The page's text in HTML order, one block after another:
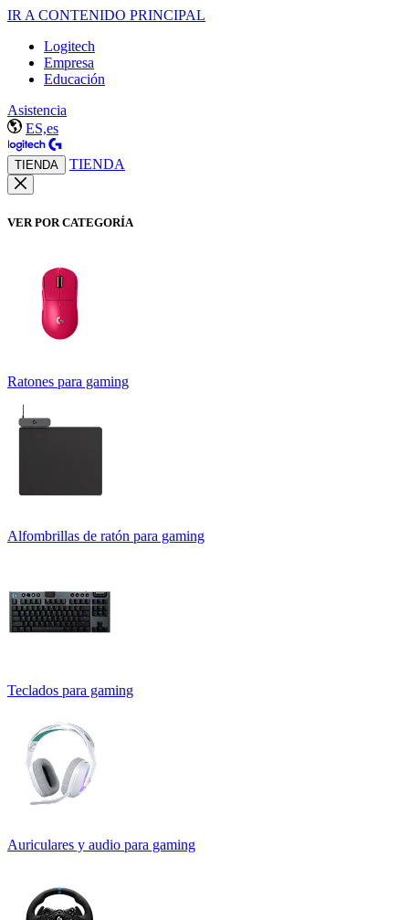
IR A CONTENIDO PRINCIPAL
Logitech
Empresa
Educación
Asistencia
ES,es
TIENDA TIENDA
VER POR CATEGORÍA
Ratones para gaming
Alfombrillas de ratón para gaming
Teclados para gaming
Auriculares y audio para gaming